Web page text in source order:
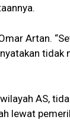
Artan.
tidak
AS,
lewat